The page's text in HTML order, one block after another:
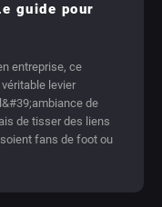
guide pour
entreprise, ce
levier
de
de tisser des liens
fans de foot ou